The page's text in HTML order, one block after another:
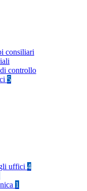
consiliari
controllo
5
uffici 4
1